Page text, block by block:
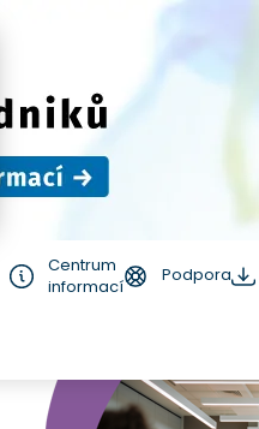
Centrum
informací
Podpora